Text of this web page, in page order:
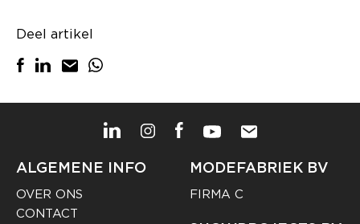
Deel artikel
ALGEMENE INFO
OVER ONS
CONTACT
MODEFABRIEK BV
FIRMA C